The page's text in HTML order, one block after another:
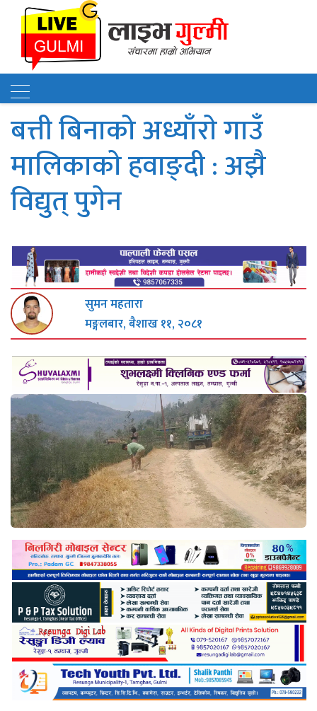
बत्ती बिनाको अध्याँराे गाउँ
मालिकाकाे हवाङ्दी : अझै
विद्युत् पुगेन
सुमन महतारा
मङ्गलबार, बैशाख ११, २०८१